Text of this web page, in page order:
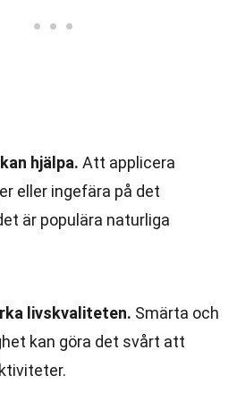
hjälpa. Att applicera
eller ingefära på det
är populära naturliga
livskvaliteten. Smärta och
kan göra det svårt att